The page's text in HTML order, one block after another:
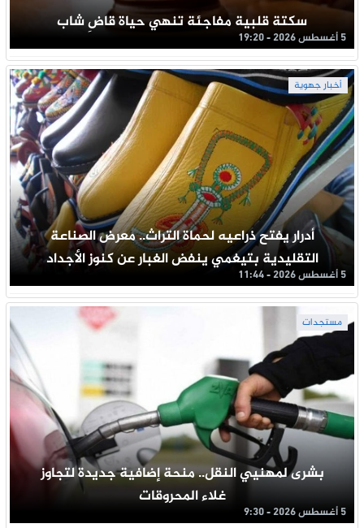
سكتة قلبية مفاجئة تنهي حياة قاضِ شاب
5 أغسطس 2026 - 19:20
أخبار جهوية
أدرار يفتح ذراعيه لحماة التراث.. معرض الصناعة
التقليدية بتيغمي ينفض الغبار عن كنوز الأجداد
5 أغسطس 2026 - 11:44
مستجدات
بشرى لمهنيي النقل.. منحة إضافية جديدة لتجاوز
غلاء المحروقات
5 أغسطس 2026 - 9:30